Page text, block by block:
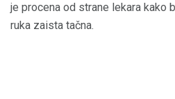
je procena od strane lekara kako
ruka zaista tačna.